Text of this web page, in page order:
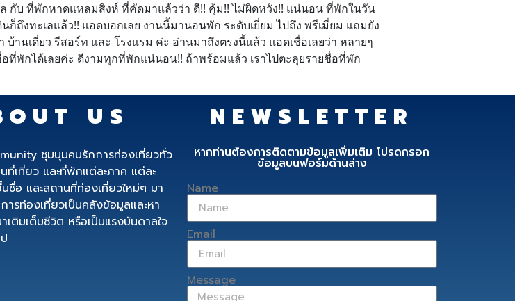
กับ ที่พักหาดแหลมสิงห์ ที่คัดมาแล้วว่า ดี!! คุ้ม!! ไม่ผิดหวัง!! แน่นอน ที่พักในวัน
ถึงทะเลแล้ว!! แอดบอกเลย งานนี้มานอนพัก ระดับเยี่ยม ไปถึง พรีเมี่ยม แถมยัง
นเดี่ยว รีสอร์ท และ โรงแรม ค่ะ อ่านมาถึงตรงนี้แล้ว แอดเชื่อเลยว่า หลายๆ
ที่พักได้เลยค่ะ ดีงามทุกที่พักแน่นอน!! ถ้าพร้อมแล้ว เราไปตะลุยรายชื่อที่พัก
US
ชุมนุมคนรักการท่องเที่ยวทั่ว
ที่เที่ยว และที่พักแต่ละภาค แต่ละ
ชื่อ และสถานที่ท่องเที่ยวใหม่ๆ มา
ารท่องเที่ยวเป็นคลังข้อมูลและหา
เติมเต็มชีวิต หรือเป็นแรงบันดาลใจ
NEWSLETTER
หากท่านต้องการติดตามข้อมูลเพิ่มเติม โปรดกรอก
ข้อมูลบนฟอร์มด้านล่าง
Name
Email
Message